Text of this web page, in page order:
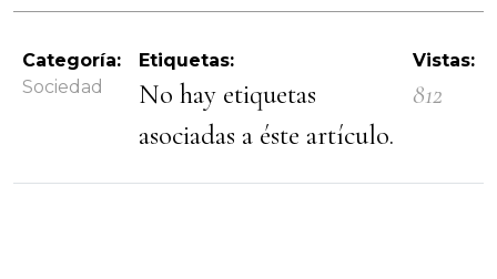
Categoría:
Sociedad
Etiquetas:
No hay etiquetas
asociadas a éste artículo.
Vistas:
812